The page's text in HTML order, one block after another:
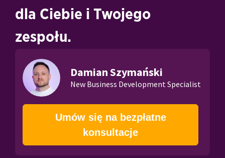
dla Ciebie i Twojego
zespołu.
Damian Szymański
New Business Development Specialist
Umów się na bezpłatne
konsultacje